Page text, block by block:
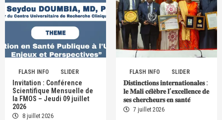
FLASH INFO SLIDER
Invitation : Conférence
Scientifique Mensuelle de
la FMOS – Jeudi 09 juillet
2026
8 juillet 2026
FLASH INFO SLIDER
𝐃𝐢𝐬𝐭𝐢𝐧𝐜𝐭𝐢𝐨𝐧𝐬 𝐢𝐧𝐭𝐞𝐫𝐧𝐚𝐭𝐢𝐨𝐧𝐚𝐥𝐞𝐬 :
𝐥𝐞 𝐌𝐚𝐥𝐢 𝐜𝐞́𝐥𝐞̀𝐛𝐫𝐞 𝐥’𝐞𝐱𝐜𝐞𝐥𝐥𝐞𝐧𝐜𝐞 𝐝𝐞
𝐬𝐞𝐬 𝐜𝐡𝐞𝐫𝐜𝐡𝐞𝐮𝐫𝐬 𝐞𝐧 𝐬𝐚𝐧𝐭𝐞́
7 juillet 2026